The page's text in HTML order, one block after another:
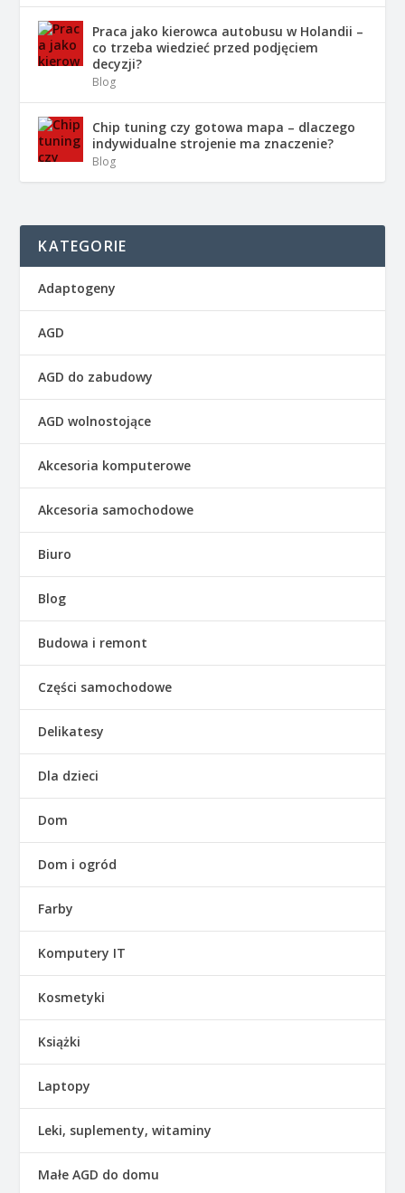
Praca jako kierowca autobusu w Holandii –
co trzeba wiedzieć przed podjęciem
decyzji?
Blog
Chip tuning czy gotowa mapa – dlaczego
indywidualne strojenie ma znaczenie?
Blog
KATEGORIE
Adaptogeny
AGD
AGD do zabudowy
AGD wolnostojące
Akcesoria komputerowe
Akcesoria samochodowe
Biuro
Blog
Budowa i remont
Części samochodowe
Delikatesy
Dla dzieci
Dom
Dom i ogród
Farby
Komputery IT
Kosmetyki
Książki
Laptopy
Leki, suplementy, witaminy
Małe AGD do domu